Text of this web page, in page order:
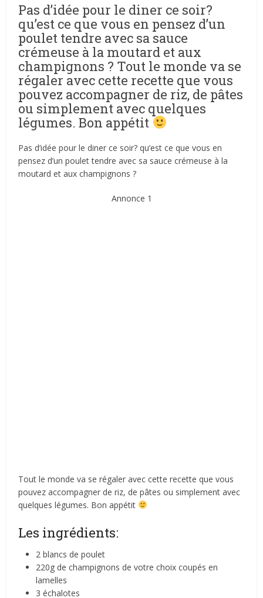
Pas d’idée pour le diner ce soir?
qu’est ce que vous en pensez d’un
poulet tendre avec sa sauce
crémeuse à la moutard et aux
champignons ? Tout le monde va se
régaler avec cette recette que vous
pouvez accompagner de riz, de pâtes
ou simplement avec quelques
légumes. Bon appétit
Pas d’idée pour le diner ce soir? qu’est ce que vous en
pensez d’un poulet tendre avec sa sauce crémeuse à la
moutard et aux champignons ?
Annonce 1
Tout le monde va se régaler avec cette recette que vous
pouvez accompagner de riz, de pâtes ou simplement avec
quelques légumes. Bon appétit
Les ingrédients:
2 blancs de poulet
220g de champignons de votre choix coupés en
lamelles
3 échalotes